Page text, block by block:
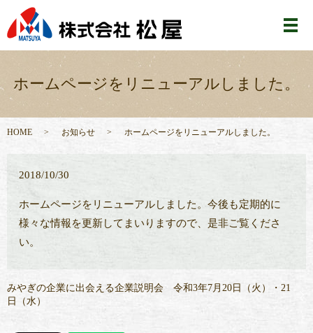
メ
ホームページをリニューアルしました。
HOME お知らせ ホームページをリニューアルしました。
2018/10/30
ホームページをリニューアルしました。今後も定期的に
様々な情報を更新してまいりますので、是非ご覧くださ
い。
みやぎの企業に出会える企業説明会 令和3年7月20日（火）・21
日（水）